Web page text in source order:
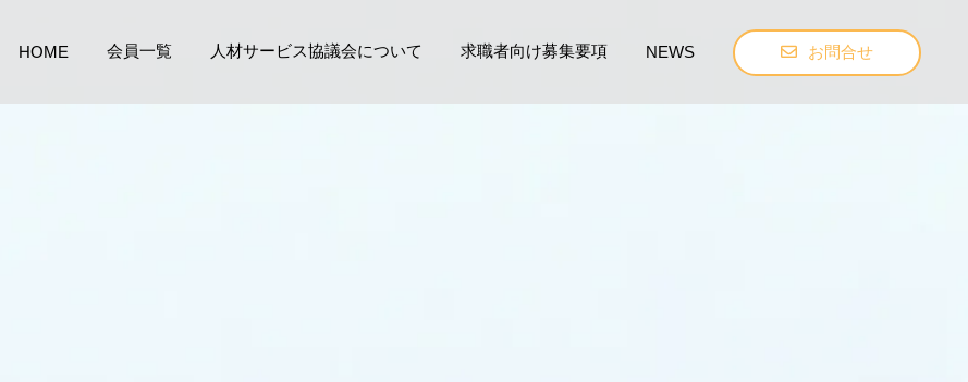
HOME 会員一覧 人材サービス協議会について 求職者向け募集要項 NEWS お問合せ